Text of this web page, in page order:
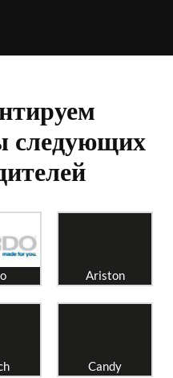
следующих
Ariston
Candy